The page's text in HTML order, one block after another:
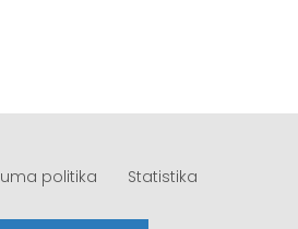
politika Statistika